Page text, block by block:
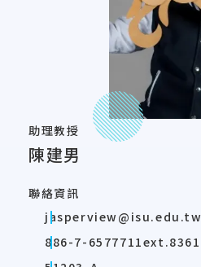
助理教授
陳建男
聯絡資訊
jasperview@isu.edu.tw
886-7-6577711ext.8361